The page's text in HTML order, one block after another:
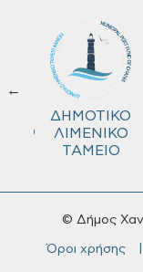
←
ΔΗΜΟΤΙΚΟ
ΛΙΜΕΝΙΚΟ
ΤΑΜΕΙΟ
© Δήμος
Όροι χρήσης